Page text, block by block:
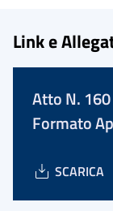
Link e
Atto N.
Formato
SCARICA